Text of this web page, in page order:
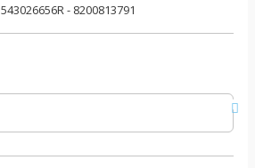
543026656R - 8200813791